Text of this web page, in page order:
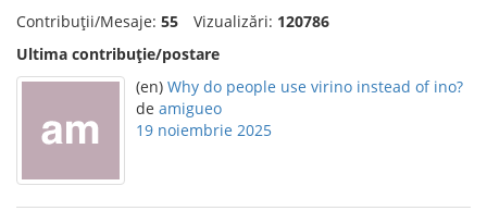
Contribuții/Mesaje: 55 Vizualizări: 120786
Ultima contribuție/postare
(en) Why do people use virino instead of ino?
de amigueo
19 noiembrie 2025